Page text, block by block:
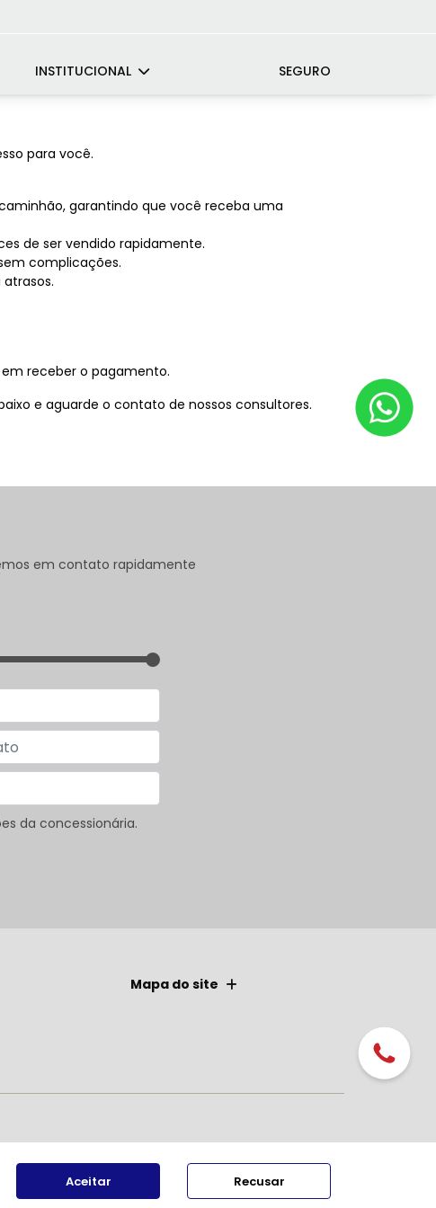
INSTITUCIONAL SEGURO
para você.
garantindo que você receba uma
de ser vendido rapidamente.
complicações.
receber o pagamento.
e aguarde o contato de nossos consultores.
em contato rapidamente
da concessionária.
Mapa do site
Aceitar Recusar